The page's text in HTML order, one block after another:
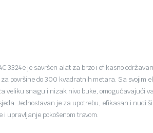
3324e je savršen alat za brzo i efikasno
površine do 300 kvadratnih metara. Sa svojim
veliku snagu i nizak nivo buke, omogućavajući
Jednostavan je za upotrebu, efikasan i nudi
upravljanje pokošenom travom.